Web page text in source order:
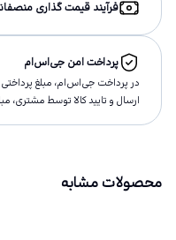
فرآیند قیمت گذاری
پرداخت امن جی‌اس‌ام
در پرداخت جی‌اس‌ام، مبلغ
ارسال و تاييد كالا توسط
محصولات مشابه